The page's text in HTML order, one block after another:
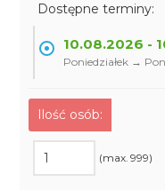
Dostępne terminy:
10.08.2026 -
Poniedziałek →
Ilość osób:
(max. 999)